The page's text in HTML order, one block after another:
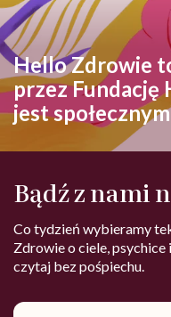
Hello Zdrowie
przez
jest
Bądź z nami
Co tydzień wybieramy
Zdrowie o ciele, psychice
czytaj bez pośpiechu.
Adres